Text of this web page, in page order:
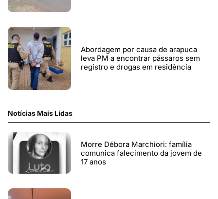
Abordagem por causa de arapuca
leva PM a encontrar pássaros sem
registro e drogas em residência
Notícias Mais Lidas
Morre Débora Marchiori: família
comunica falecimento da jovem de
17 anos